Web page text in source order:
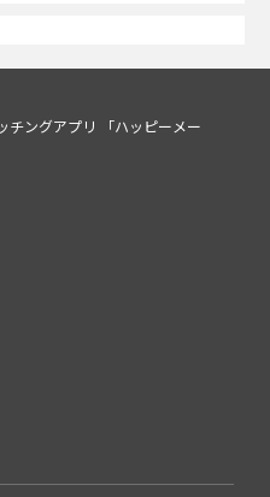
チングアプリ 「ハッピーメー